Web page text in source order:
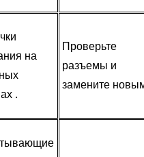
на
.
Проверьте
разъемы и
замените